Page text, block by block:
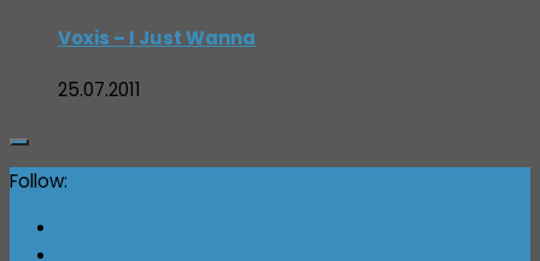
Voxis – I Just Wanna
25.07.2011
Follow: